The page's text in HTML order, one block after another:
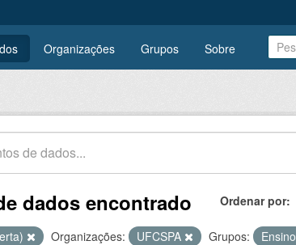
Organizações Grupos Sobre
Ordenar por
dados encontrado
Organizações: UFCSPA Grupos: Ensino